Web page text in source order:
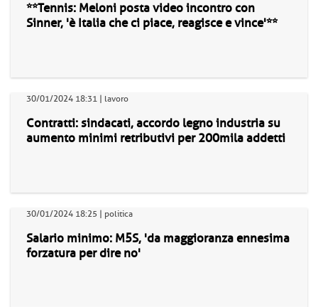
**Tennis: Meloni posta video incontro con
Sinner, 'è Italia che ci piace, reagisce e vince'**
30/01/2024 18:31 | lavoro
Contratti: sindacati, accordo legno industria su
aumento minimi retributivi per 200mila addetti
30/01/2024 18:25 | politica
Salario minimo: M5S, 'da maggioranza ennesima
forzatura per dire no'